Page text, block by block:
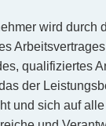
wird durch
qualifiziertes
der
und sich auf